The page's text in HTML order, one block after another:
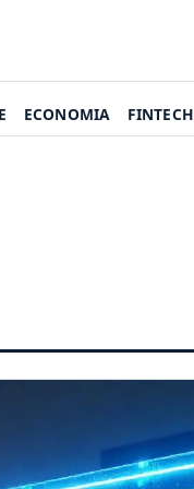
ECONOMIA FINTECH